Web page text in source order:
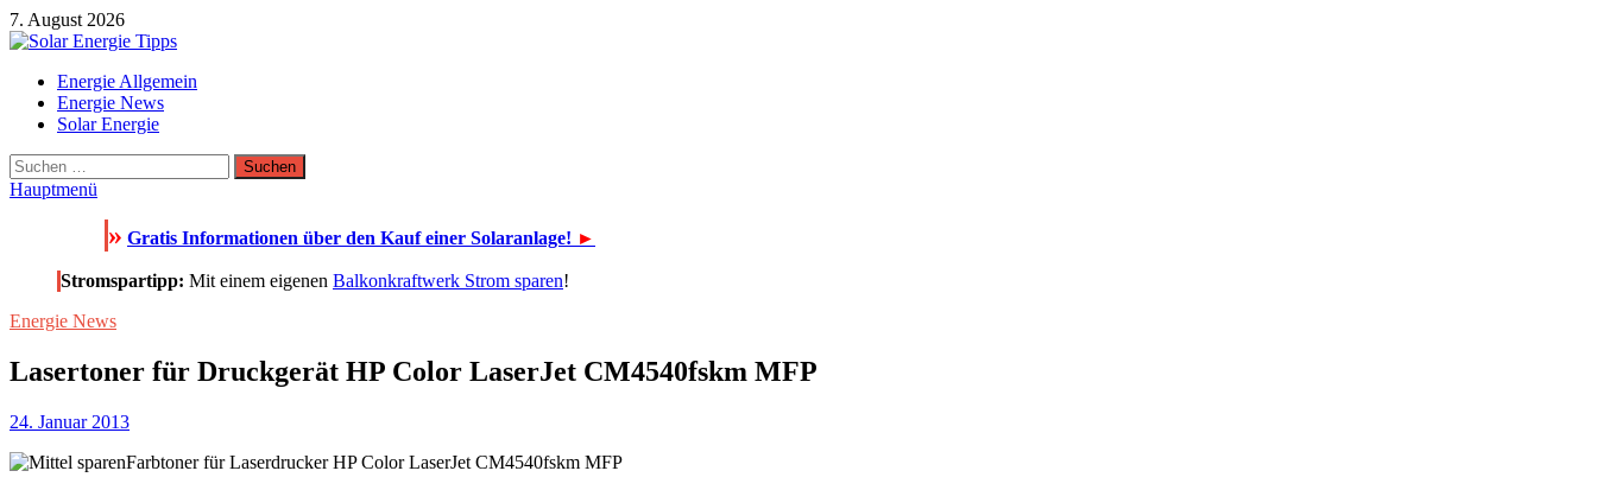
Zum
Inhalt
7. August 2026
Solar Energie Tipps
Solar Energie und Photovoltaik Informationen und Tipps
Energie Allgemein
Energie News
Solar Energie
Suchen
nach:
Hauptmenü
» Gratis Informationen über den Kauf einer Solaranlage! ►
Stromspartipp: Mit einem eigenen Balkonkraftwerk Strom sparen!
Energie News
Lasertoner für Druckgerät HP Color LaserJet CM4540fskm MFP
24. Januar 2013
Farbtoner für Laserdrucker HP Color LaserJet CM4540fskm MFP